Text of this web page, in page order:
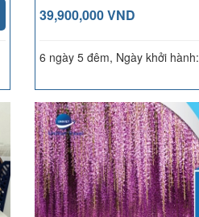
39,900,000 VND
6 ngày 5 đêm, Ngày khởi hành: